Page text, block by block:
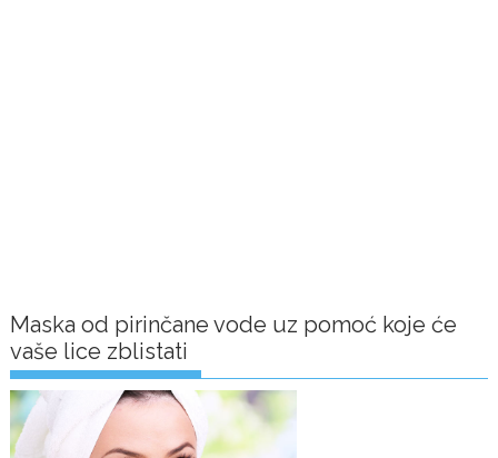
Maska od pirinčane vode uz pomoć koje će
vaše lice zblistati